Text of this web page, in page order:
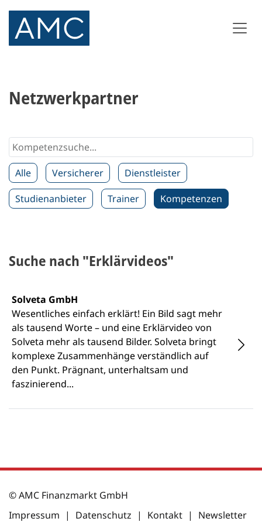
Netzwerkpartner
Alle Versicherer
Dienstleister
Studienanbieter
Trainer Kompetenzen
Suche nach "Erklärvideos"
Solveta GmbH
Wesentliches einfach erklärt! Ein Bild sagt mehr
als tausend Worte – und eine Erklärvideo von
Solveta mehr als tausend Bilder. Solveta bringt
komplexe Zusammenhänge verständlich auf
den Punkt. Prägnant, unterhaltsam und
faszinierend...
© AMC Finanzmarkt GmbH
Impressum | Datenschutz | Kontakt | Newsletter